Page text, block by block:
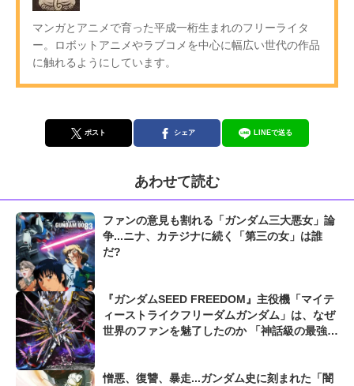
マンガとアニメで育った平成一桁生まれのフリーライタ
ー。ロボットアニメやラブコメを中心に幅広い世代の作品
に触れるようにしています。
ポスト シェア LINEで送る
あわせて読む
ファンの意見も割れる「ガンダム三大悪女」論
争...ニナ、カテジナに続く「第三の女」は誰
だ?
『ガンダムSEED FREEDOM』主役機「マイテ
ィーストライクフリーダムガンダム」は、なぜ
世界のファンを魅了したのか 「神話級の最強機
憎悪、復讐、暴走...ガンダム史に刻まれた「闇